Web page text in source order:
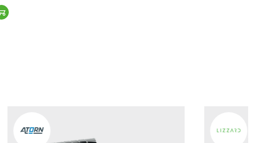
Warenkorb hinzufügen